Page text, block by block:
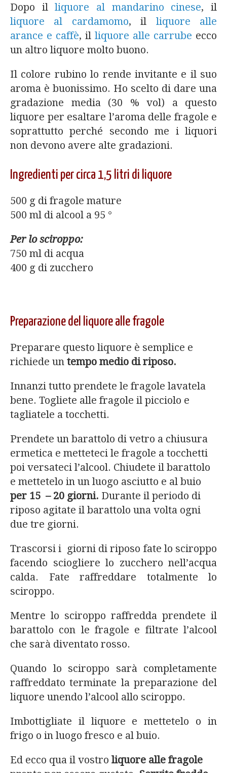
Dopo illiquore al mandarino cinese, il
liquore al cardamomo, il liquore alle
arance e caffè, il liquore alle carrube ecco
un altro liquore molto buono.
Il colore rubino lo rende invitante e il suo
aroma è buonissimo. Ho scelto di dare una
gradazione media (30 % vol) a questo
liquore per esaltare l’aroma delle fragole e
soprattutto perché secondo me i liquori
non devono avere alte gradazioni.
Ingredienti per circa 1,5 litri di liquore
500 g di fragole mature
500 ml di alcool a 95 °
Per lo sciroppo:
750 ml di acqua
400 g di zucchero
Preparazione del liquore alle fragole
Preparare questo liquore è semplice e
richiede un tempo medio di riposo.
Innanzi tutto prendete le fragole lavatela
bene. Togliete alle fragole il picciolo e
tagliatele a tocchetti.
Prendete un barattolo di vetro a chiusura
ermetica e metteteci le fragole a tocchetti
poi versateci l’alcool. Chiudete il barattolo
e mettetelo in un luogo asciutto e al buio
per 15 – 20 giorni. Durante il periodo di
riposo agitate il barattolo una volta ogni
due tre giorni.
Trascorsi i giorni di riposo fate lo sciroppo
facendo sciogliere lo zucchero nell’acqua
calda. Fate raffreddare totalmente lo
sciroppo.
Mentre lo sciroppo raffredda prendete il
barattolo con le fragole e filtrate l’alcool
che sarà diventato rosso.
Quando lo sciroppo sarà completamente
raffreddato terminate la preparazione del
liquore unendo l’alcool allo sciroppo.
Imbottigliate il liquore e mettetelo o in
frigo o in luogo fresco e al buio.
Ed ecco qua il vostro liquore alle fragole